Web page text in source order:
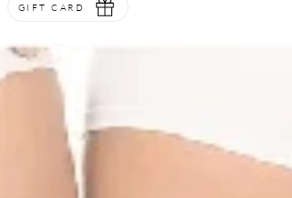
GIFT CARD